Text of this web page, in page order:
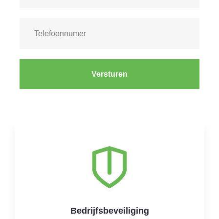
Versturen
Bedrijfsbeveiliging